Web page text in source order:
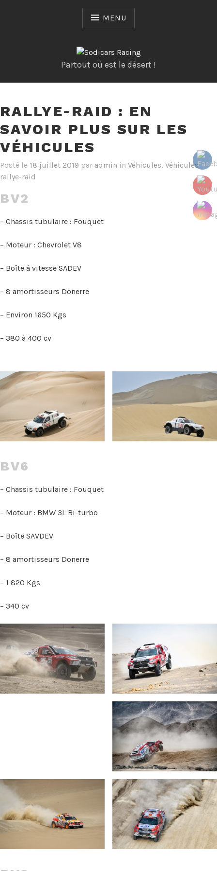
MENU
Partout où est le désert !
RALLYE-RAID : EN
SAVOIR PLUS SUR LES
VÉHICULES
Posté le 18 juillet 2019 par admin in Véhicules, Véhicules
rallye-raid
BV2
– Chassis tubulaire : Fouquet
– Moteur : Chevrolet V8
– Boîte à vitesse SADEV
– 8 amortisseurs Donerre
– Environ 1650 Kgs
– 380 à 400 cv
BV6
– Chassis tubulaire : Fouquet
– Moteur : BMW 3L Bi-turbo
– Boîte SAVDEV
– 8 amortisseurs Donerre
– 1 820 Kgs
– 340 cv